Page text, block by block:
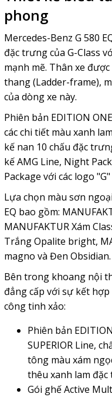
phong
Mercedes-Benz G 580
đặc trưng của G-Class
mạnh mẽ. Thân xe
thang (Ladder-frame),
của dòng xe này.
Phiên bản EDITION
các chi tiết màu xanh
kế nan 10 chấu đặc
kế AMG Line, Night
Package với các logo
Lựa chọn màu sơn
EQ bao gồm:
MANUFAKTUR Xám
Trắng Opalite bright,
magno và Đen Obsidian.
Bên trong khoang nội
đẳng cấp với sự kết
công tinh xảo:
Phiên bản
SUPERIOR Line,
tông màu xám
thêu xanh lam
Gói ghế Active